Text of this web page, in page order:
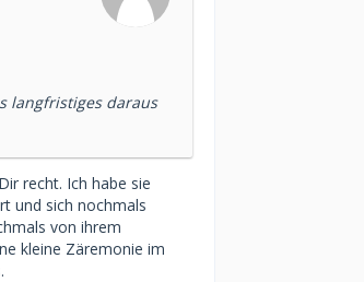
langfristiges daraus
recht. Ich habe sie
und sich nochmals
von ihrem
kleine Zäremonie im